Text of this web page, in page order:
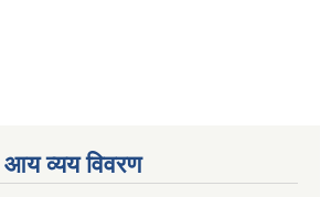
आय व्यय विवरण